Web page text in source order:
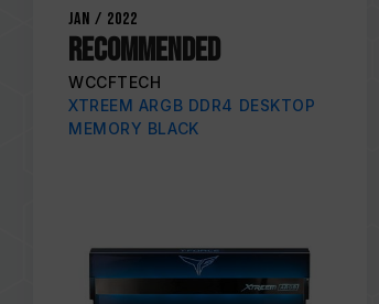
Jan / 2022
RECOMMENDED
WCCFTECH
XTREEM ARGB DDR4 DESKTOP
MEMORY BLACK